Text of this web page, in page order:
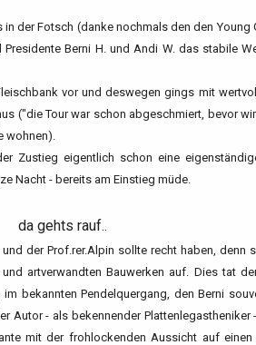
der Fotsch (danke nochmals den den Young
Berni H. und Andi W. das stabile
vor und deswegen gings mit
("die Tour war schon abgeschmiert, bevor
wohnen).
Zustieg eigentlich schon eine
Nacht - bereits am Einstieg müde.
da gehts rauf..
der Prof.rer.Alpin sollte recht haben, denn
artverwandten Bauwerken auf. Dies tat
bekannten Pendelquergang, den Berni
Autor - als bekennender
mit der frohlockenden Aussicht auf einen